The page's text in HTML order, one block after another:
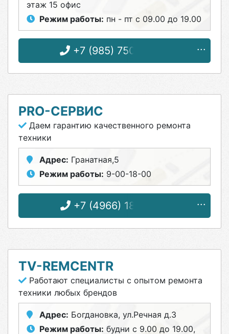
этаж 15 офис
Режим работы: пн - пт с 09.00 до 19.00
+7 (985) 750-30-28
PRO-СЕРВИС
Даем гарантию качественного ремонта
техники
Адрес: Гранатная,5
Режим работы: 9-00-18-00
+7 (4966) 18-64-76
TV-REMCENTR
Работают специалисты с опытом ремонта
техники любых брендов
Адрес: Богдановка, ул.Речная д.3
Режим работы: будни с 9.00 до 19.00,